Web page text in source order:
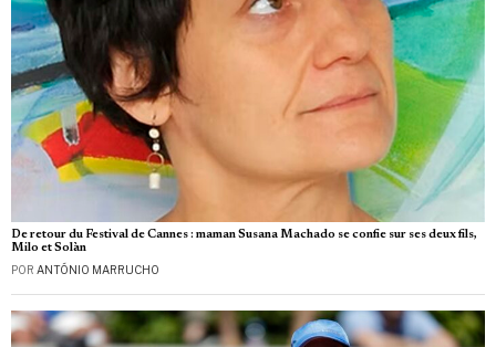
De retour du Festival de Cannes : maman Susana Machado se confie sur ses deux fils,
Milo et Solàn
POR ANTÓNIO MARRUCHO